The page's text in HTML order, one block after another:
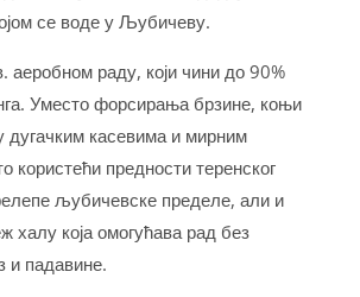
се воде у Љубичеву.
аеробном раду, који чини до 90%
Уместо форсирања брзине, коњи
дугачким касевима и мирним
користећи предности теренског
љубичевске пределе, али и
халу која омогућава рад без
и падавине.